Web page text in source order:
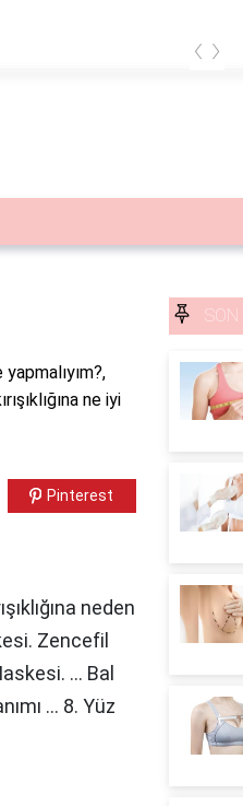
‹ ›
yapmalıyım?,
ne iyi
Pinterest
neden
Zencefil
... Bal
... 8. Yüz
SON